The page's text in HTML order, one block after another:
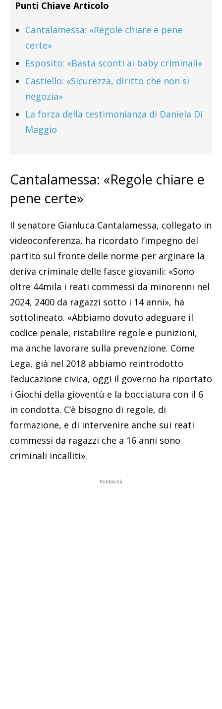
Punti Chiave Articolo
Cantalamessa: «Regole chiare e pene
certe»
Esposito: «Basta sconti ai baby criminali»
Castiello: «Sicurezza, diritto che non si
negozia»
La forza della testimonianza di Daniela Di
Maggio
Cantalamessa: «Regole chiare e
pene certe»
Il senatore Gianluca Cantalamessa, collegato in
videoconferenza, ha ricordato l’impegno del
partito sul fronte delle norme per arginare la
deriva criminale delle fasce giovanili: «Sono
oltre 44mila i reati commessi da minorenni nel
2024, 2400 da ragazzi sotto i 14 anni», ha
sottolineato. «Abbiamo dovuto adeguare il
codice penale, ristabilire regole e punizioni,
ma anche lavorare sulla prevenzione. Come
Lega, già nel 2018 abbiamo reintrodotto
l’educazione civica, oggi il governo ha riportato
i Giochi della gioventù e la bocciatura con il 6
in condotta. C’è bisogno di regole, di
formazione, e di intervenire anche sui reati
commessi da ragazzi che a 16 anni sono
criminali incalliti».
Pubblicità